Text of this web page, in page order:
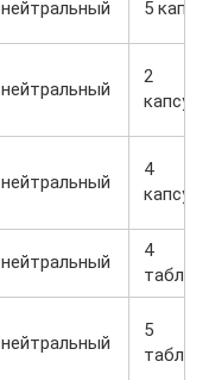
нейтральный 5
нейтральный
2
нейтральный
4
нейтральный
4
нейтральный
5